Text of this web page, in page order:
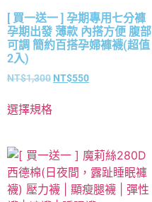
[ 買一送一 ] 孕期專用七分褲
孕期出發 薄款 內搭方便 腹部
可調 簡約百搭孕婦褲襪(超值
2入)
NT$1,300 NT$550
選擇規格